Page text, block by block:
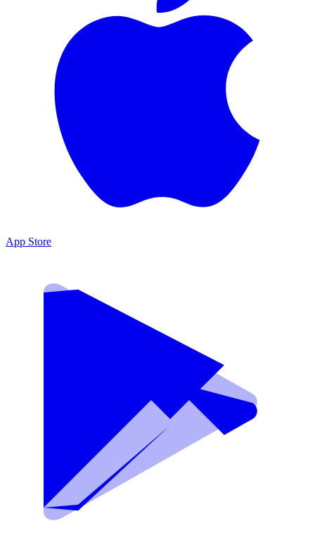
App Store